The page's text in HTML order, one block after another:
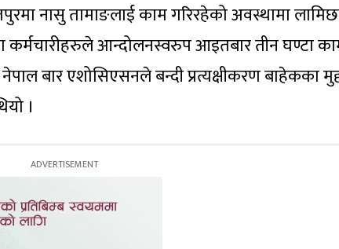
नासु तामाङलाई काम गरिरहेको अवस्थामा
आन्दोलनस्वरुप आइतबार तीन घण्टा
बार एशोसिएसनले बन्दी प्रत्यक्षीकरण बाहेकका
।